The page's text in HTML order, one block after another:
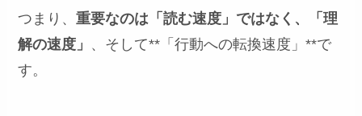
つまり、重要なのは「読む速度」ではなく、「理
解の速度」 、そして**「行動への転換速度」**で
す。